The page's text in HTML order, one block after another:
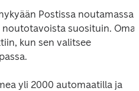
Postissa noutamassa
suosituin. Oma
kun sen valitsee
yli 2000 automaatilla ja